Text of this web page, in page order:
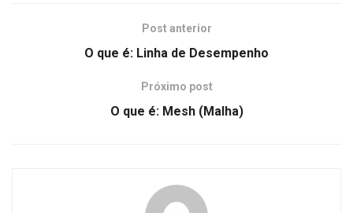
Post anterior
O que é: Linha de Desempenho
Próximo post
O que é: Mesh (Malha)